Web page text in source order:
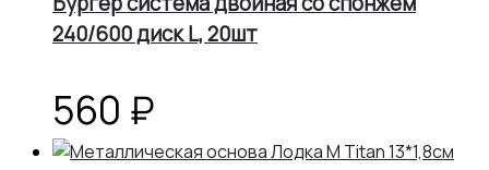
240/600 диск L, 20шт
560 ₽